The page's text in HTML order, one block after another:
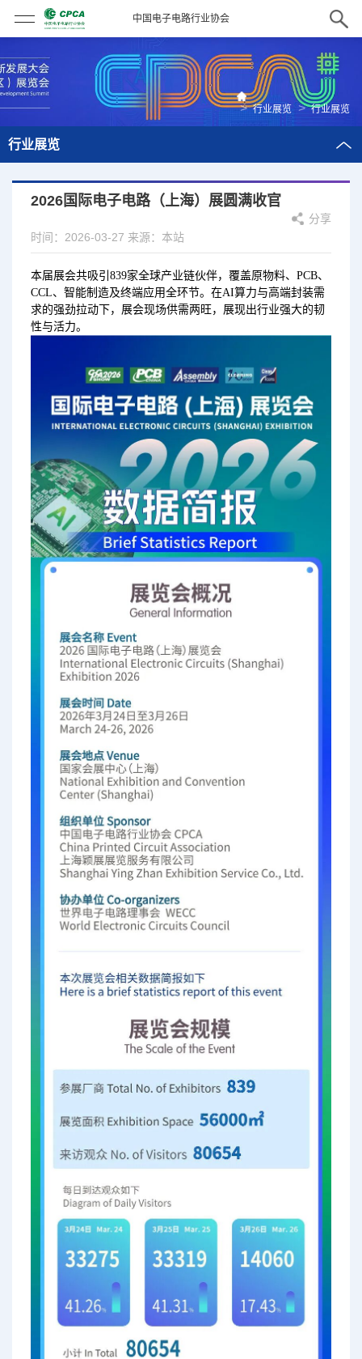
中国电子电路行业协会
> 行业展览 > 行业展览
行业展览
2026国际电子电路（上海）展圆满收官
分享
时间：2026-03-27 来源：本站
本届展会共吸引839家全球产业链伙伴，覆盖原物料、PCB、
CCL、智能制造及终端应用全环节。在AI算力与高端封装需
求的强劲拉动下，展会现场供需两旺，展现出行业强大的韧
性与活力。